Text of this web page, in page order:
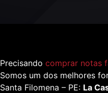
Precisando comprar notas
Somos um dos melhores
Santa Filomena – PE: La